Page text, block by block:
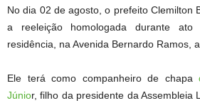
No dia 02 de agosto, o prefeito Clemilton
a reeleição homologada durante
residência, na Avenida Bernardo Ramos,
Ele terá como companheiro de chapa
Júnior, filho da presidente da Assembleia